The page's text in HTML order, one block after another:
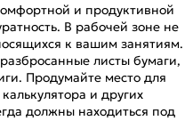
и продуктивной
В рабочей зоне не
к вашим занятиям.
листы бумаги,
Продумайте место для
и других
должны находиться под